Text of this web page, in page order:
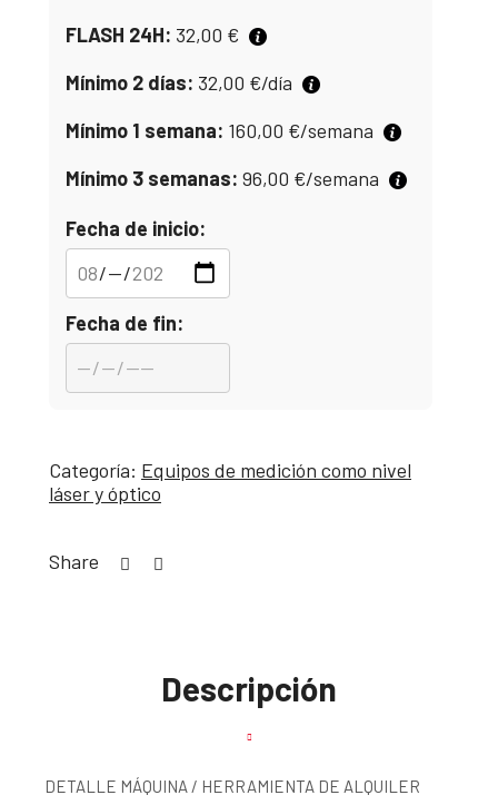
FLASH 24H: 32,00 €
Mínimo 2 días: 32,00 €/día
Mínimo 1 semana: 160,00 €/semana
Mínimo 3 semanas: 96,00 €/semana
Fecha de inicio:
Fecha de fin:
Categoría: Equipos de medición como nivel
láser y óptico
Share
Descripción
DETALLE MÁQUINA / HERRAMIENTA DE ALQUILER